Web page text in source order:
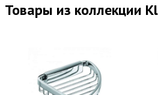
Товары из коллекции